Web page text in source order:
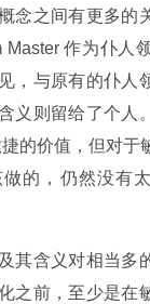
念之间有更多的
作为仆人
，与原有的仆人
义则留给了个人
的价值，但对于
的，仍然没有
其含义对相当多
之前，至少是在